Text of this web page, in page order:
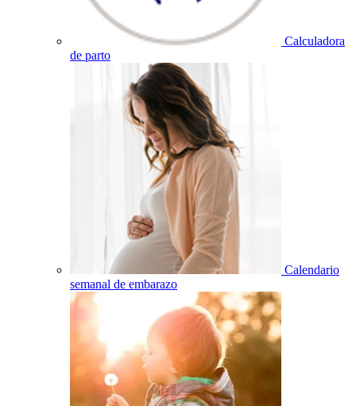
Calculadora
de parto
Calendario
semanal de embarazo